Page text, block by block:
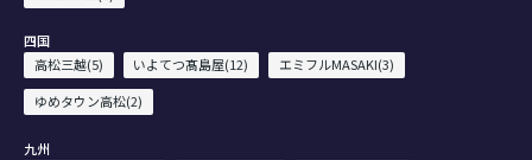
四国
高松三越(5)
いよてつ髙島屋(12)
エミフルMASAKI(3)
ゆめタウン高松(2)
九州